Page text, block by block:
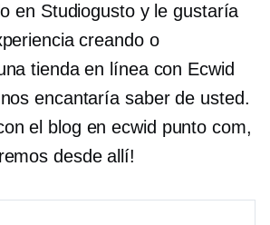
en Studiogusto y le gustaría
creando o
tienda en línea con Ecwid
encantaría saber de usted.
el blog en ecwid punto com,
desde allí!